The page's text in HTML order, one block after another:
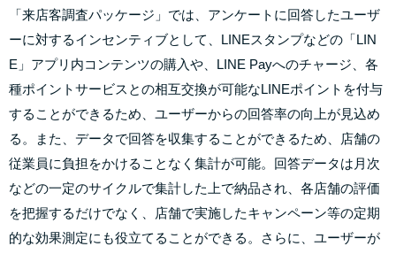
「来店客調査パッケージ」では、アンケートに回答したユーザ
ーに対するインセンティブとして、LINEスタンプなどの「LIN
E」アプリ内コンテンツの購入や、LINE Payへのチャージ、各
種ポイントサービスとの相互交換が可能なLINEポイントを付与
することができるため、ユーザーからの回答率の向上が見込め
る。また、データで回答を収集することができるため、店舗の
従業員に負担をかけることなく集計が可能。回答データは月次
などの一定のサイクルで集計した上で納品され、各店舗の評価
を把握するだけでなく、店舗で実施したキャンペーン等の定期
的な効果測定にも役立てることができる。さらに、ユーザーが